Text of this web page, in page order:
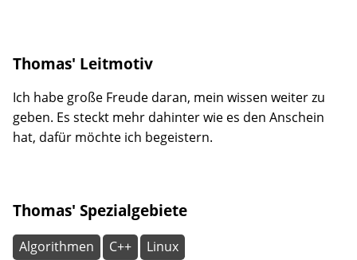
Thomas' Leitmotiv
Ich habe große Freude daran, mein wissen weiter zu
geben. Es steckt mehr dahinter wie es den Anschein
hat, dafür möchte ich begeistern.
Thomas' Spezialgebiete
Algorithmen C++
Linux